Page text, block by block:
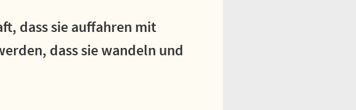
dass sie auffahren mit
dass sie wandeln und